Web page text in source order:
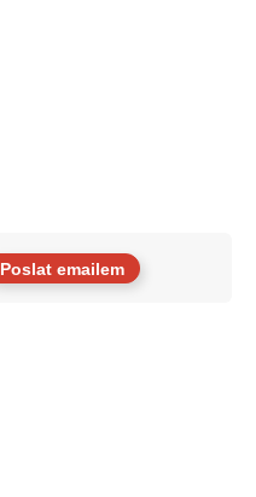
Poslat emailem